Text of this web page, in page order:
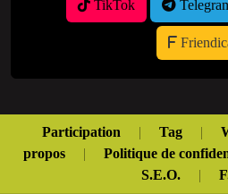
TikTok
Participation | Tag |
propos
| Politique de
S.E.O.
|